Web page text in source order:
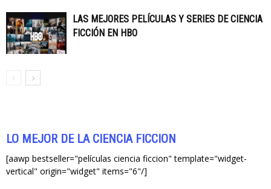
LAS MEJORES PELÍCULAS Y SERIES DE CIENCIA
FICCIÓN EN HBO
LO MEJOR DE LA CIENCIA FICCIÓN
[aawp bestseller="películas ciencia ficcion" template="widget-
vertical" origin="widget" items="6"/]